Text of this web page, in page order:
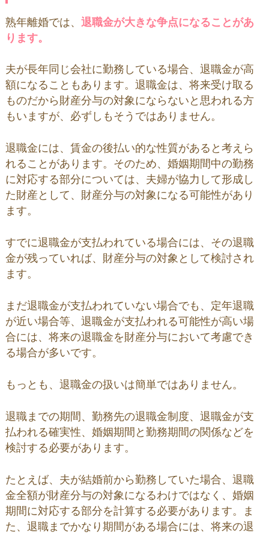
熟年離婚では、 退職金が大きな争点になることがあ
ります。
夫が長年同じ会社に勤務している場合、退職金が高
額になることもあります。退職金は、将来受け取る
ものだから財産分与の対象にならないと思われる方
もいますが、必ずしもそうではありません。
退職金には、賃金の後払い的な性質があると考えら
れることがあります。そのため、婚姻期間中の勤務
に対応する部分については、夫婦が協力して形成し
た財産として、財産分与の対象になる可能性があり
ます。
すでに退職金が支払われている場合には、その退職
金が残っていれば、財産分与の対象として検討され
ます。
まだ退職金が支払われていない場合でも、定年退職
が近い場合等、退職金が支払われる可能性が高い場
合には、将来の退職金を財産分与において考慮でき
る場合が多いです。
もっとも、退職金の扱いは簡単ではありません。
退職までの期間、勤務先の退職金制度、退職金が支
払われる確実性、婚姻期間と勤務期間の関係などを
検討する必要があります。
たとえば、夫が結婚前から勤務していた場合、退職
金全額が財産分与の対象になるわけではなく、婚姻
期間に対応する部分を計算する必要があります。ま
た、退職までかなり期間がある場合には、将来の退